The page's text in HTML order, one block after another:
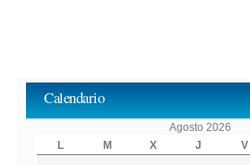
Calendario
Agosto 2026
L
M X J V